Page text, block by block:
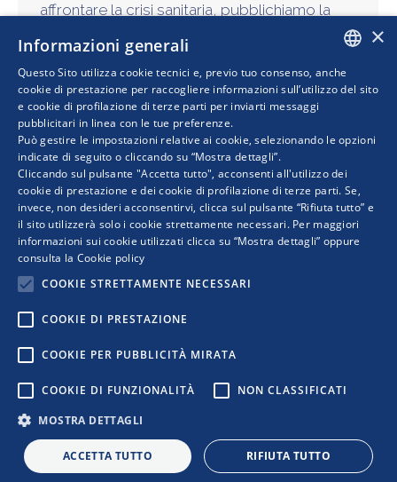
affrontare la crisi sanitaria, pubblichiamo la
circolare illustrativa del “Protocollo condiviso
di regolamentazione delle misure per il
contrasto e il contenimento della diffusione
del virus…
COPYRIGHT © 2019 WWW.RETIMPRESA.IT
reti d'imprese
retimpresa@pec.retimpresa.it
| Codice fiscale 97583770587
PRIVACY|COOKIES|REGOLE D’USO DEL SITO
ITALIAN
×
Informazioni generali
Questo Sito utilizza cookie tecnici e, previo tuo consenso, anche
cookie di prestazione per raccogliere informazioni sull’utilizzo del sito
e cookie di profilazione di terze parti per inviarti messaggi
pubblicitari in linea con le tue preferenze.
Può gestire le impostazioni relative ai cookie, selezionando le opzioni
indicate di seguito o cliccando su “Mostra dettagli”.
Cliccando sul pulsante "Accetta tutto", acconsenti all'utilizzo dei
cookie di prestazione e dei cookie di profilazione di terze parti. Se,
invece, non desideri acconsentirvi, clicca sul pulsante “Rifiuta tutto” e
il sito utilizzerà solo i cookie strettamente necessari. Per maggiori
informazioni sui cookie utilizzati clicca su “Mostra dettagli” oppure
consulta la Cookie policy
COOKIE STRETTAMENTE NECESSARI
COOKIE DI PRESTAZIONE
COOKIE PER PUBBLICITÀ MIRATA
COOKIE DI FUNZIONALITÀ
NON CLASSIFICATI
MOSTRA DETTAGLI
ACCETTA TUTTO RIFIUTA TUTTO